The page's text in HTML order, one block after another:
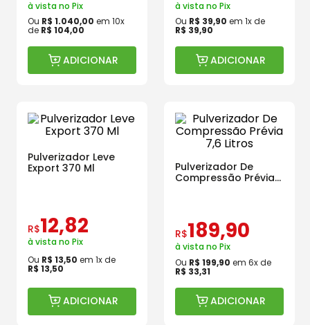
à vista no Pix
Ou R$ 1.040,00 em 10x
de R$ 104,00
ADICIONAR
à vista no Pix
Ou R$ 39,90 em 1x de
R$ 39,90
ADICIONAR
Pulverizador Leve
Export 370 Ml
R$12,82
à vista no Pix
Ou R$ 13,50 em 1x de
R$ 13,50
ADICIONAR
Pulverizador De
Compressão Prévia
R$189,90
à vista no Pix
Ou R$ 199,90 em 6x de
R$ 33,31
ADICIONAR